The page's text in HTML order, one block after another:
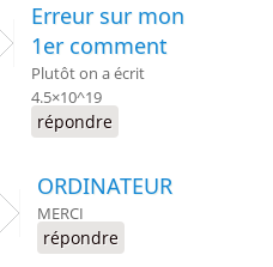
Erreur sur mon
1er comment
Plutôt on a écrit
4.5×10^19
répondre
ORDINATEUR
MERCI
répondre